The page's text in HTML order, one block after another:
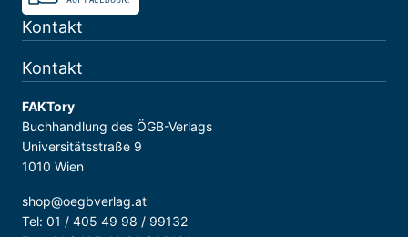
Kontakt
Kontakt
FAKTory
Buchhandlung des ÖGB-Verlags
Universitätsstraße 9
1010 Wien
shop@oegbverlag.at
Tel: 01 / 405 49 98 / 99132